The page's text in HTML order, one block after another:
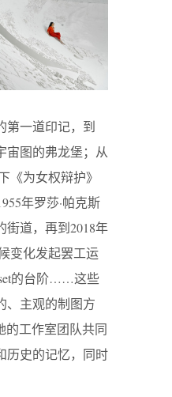
第一道印记，到
宙图的弗龙堡；从
《为女权辩护》
年罗莎·帕克斯
街道，再到2018年
变化发起罢工运
的台阶……这些
、主观的制图方
的工作室团队共同
历史的记忆，同时